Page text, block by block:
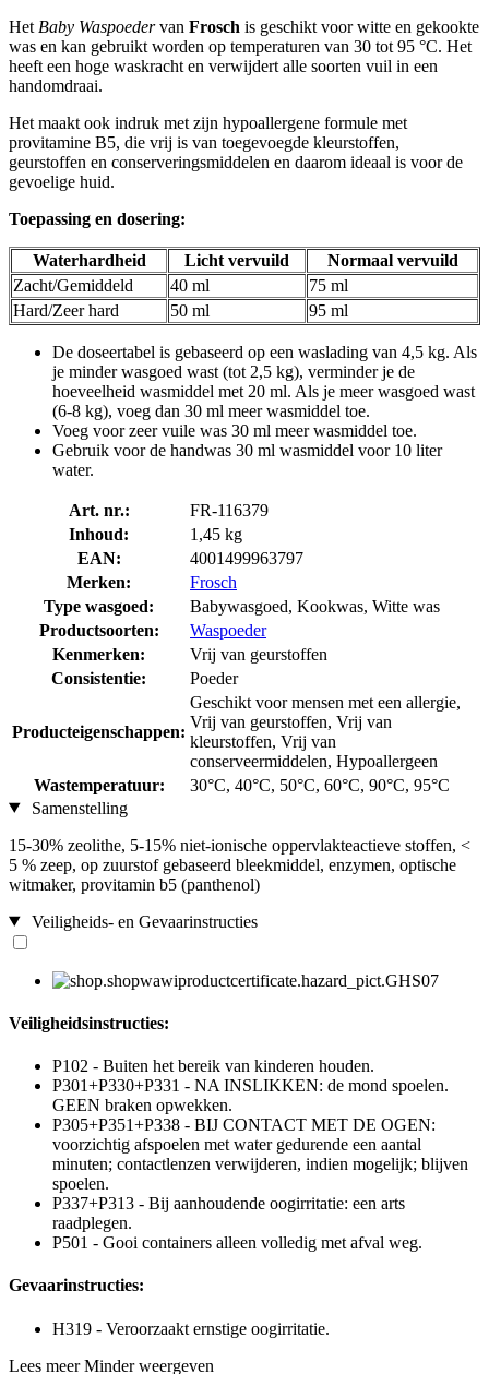
Het Baby Waspoedervan Frosch is geschikt voor witte en gekookte
was en kan gebruikt worden op temperaturen van 30 tot 95 °C. Het
heeft een hoge waskracht en verwijdert alle soorten vuil in een
handomdraai.
Het maakt ook indruk met zijn hypoallergene formule met
provitamine B5, die vrij is van toegevoegde kleurstoffen,
geurstoffen en conserveringsmiddelen en daarom ideaal is voor de
gevoelige huid.
Toepassing en dosering:
Waterhardheid Licht vervuild
Normaal vervuild
Zacht/Gemiddeld
40 ml
75 ml
Hard/Zeer hard
50 ml 95 ml
De doseertabel is gebaseerd op een waslading van 4,5 kg. Als
je minder wasgoed wast (tot 2,5 kg), verminder je de
hoeveelheid wasmiddel met 20 ml. Als je meer wasgoed wast
(6-8 kg), voeg dan 30 ml meer wasmiddel toe.
Voeg voor zeer vuile was 30 ml meer wasmiddel toe.
Gebruik voor de handwas 30 ml wasmiddel voor 10 liter
water.
Art. nr.:
FR-116379
Inhoud:
1,45 kg
EAN:
4001499963797
Merken:
Frosch
Type wasgoed:
Babywasgoed, Kookwas, Witte was
Productsoorten:
Waspoeder
Kenmerken:
Vrij van geurstoffen
Consistentie:
Poeder
Producteigenschappen:
Geschikt voor mensen met een allergie,
Vrij van geurstoffen, Vrij van
kleurstoffen, Vrij van
conserveermiddelen, Hypoallergeen
Wastemperatuur:
30°C, 40°C, 50°C, 60°C, 90°C, 95°C
Samenstelling
15-30% zeolithe, 5-15% niet-ionische oppervlakteactieve stoffen, <
5 % zeep, op zuurstof gebaseerd bleekmiddel, enzymen, optische
witmaker, provitamin b5 (panthenol)
Veiligheids- en Gevaarinstructies
Veiligheidsinstructies:
P102 - Buiten het bereik van kinderen houden.
P301+P330+P331 - NA INSLIKKEN: de mond spoelen.
GEEN braken opwekken.
P305+P351+P338 - BIJ CONTACT MET DE OGEN:
voorzichtig afspoelen met water gedurende een aantal
minuten; contactlenzen verwijderen, indien mogelijk; blijven
spoelen.
P337+P313 - Bij aanhoudende oogirritatie: een arts
raadplegen.
P501 - Gooi containers alleen volledig met afval weg.
Gevaarinstructies:
H319 - Veroorzaakt ernstige oogirritatie.
Lees meer Minder weergeven